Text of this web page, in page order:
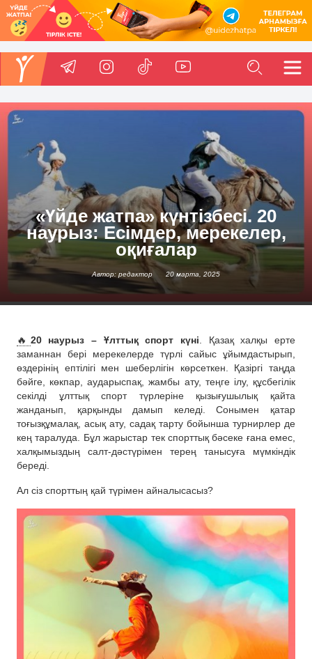
«Үйде жатпа» күнтізбесі. 20
наурыз: Есімдер, мерекелер,
оқиғалар
Автор: редактор 20 марта, 2025
🔥 20 наурыз – Ұлттық спорт күні. Қазақ халқы ерте
заманнан бері мерекелерде түрлі сайыс ұйымдастырып,
өздерінің ептілігі мен шеберлігін көрсеткен. Қазіргі таңда
бәйге, көкпар, аударыспақ, жамбы ату, теңге ілу, құсбегілік
секілді ұлттық спорт түрлеріне қызығушылық қайта
жанданып, қарқынды дамып келеді. Сонымен қатар
тоғызқұмалақ, асық ату, садақ тарту бойынша турнирлер де
кең таралуда. Бұл жарыстар тек спорттық бәсеке ғана емес,
халқымыздың салт-дәстүрімен терең танысуға мүмкіндік
береді.
Ал сіз спорттың қай түрімен айналысасыз?